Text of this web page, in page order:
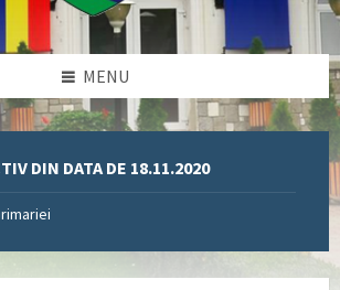
MENU
DIN DATA DE 18.11.2020